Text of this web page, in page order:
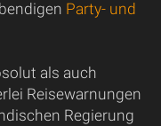
Party- und
als auch
Reisewarnungen
Regierung